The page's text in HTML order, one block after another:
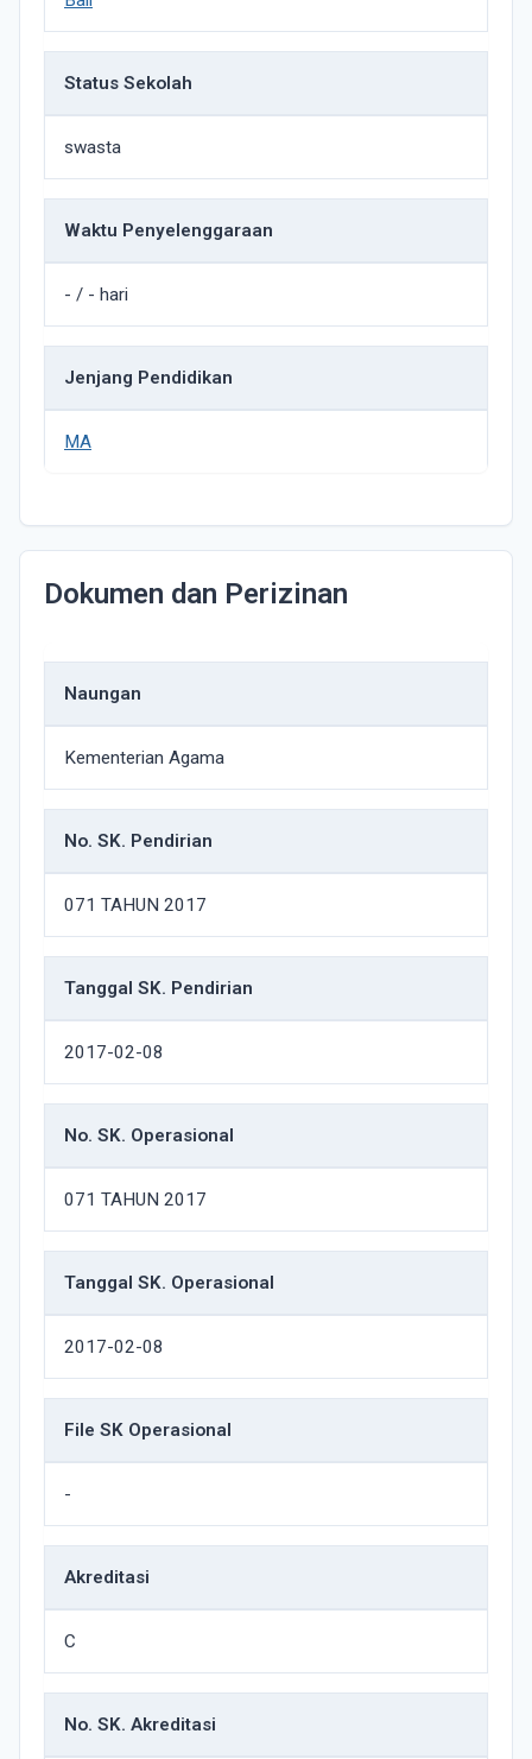
Status Sekolah
swasta
Waktu Penyelenggaraan
- / - hari
Jenjang Pendidikan
MA
Dokumen dan Perizinan
Naungan
Kementerian Agama
No. SK. Pendirian
071 TAHUN 2017
Tanggal SK. Pendirian
2017-02-08
No. SK. Operasional
071 TAHUN 2017
Tanggal SK. Operasional
2017-02-08
File SK Operasional
-
Akreditasi
C
No. SK. Akreditasi